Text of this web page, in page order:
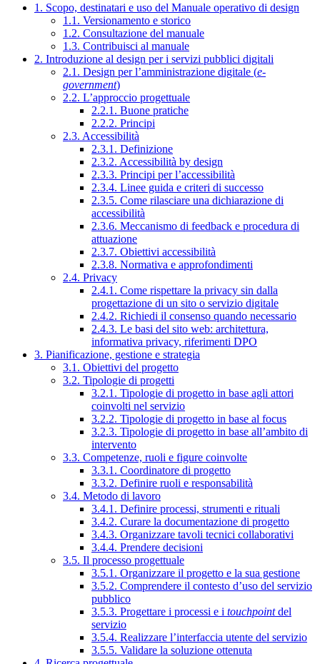
1. Scopo, destinatari e uso del Manuale operativo di design
1.1. Versionamento e storico
1.2. Consultazione del manuale
1.3. Contribuisci al manuale
2. Introduzione al design per i servizi pubblici digitali
2.1. Design per l’amministrazione digitale (e-
government)
2.2. L’approccio progettuale
2.2.1. Buone pratiche
2.2.2. Principi
2.3. Accessibilità
2.3.1. Definizione
2.3.2. Accessibilità by design
2.3.3. Principi per l’accessibilità
2.3.4. Linee guida e criteri di successo
2.3.5. Come rilasciare una dichiarazione di
accessibilità
2.3.6. Meccanismo di feedback e procedura di
attuazione
2.3.7. Obiettivi accessibilità
2.3.8. Normativa e approfondimenti
2.4. Privacy
2.4.1. Come rispettare la privacy sin dalla
progettazione di un sito o servizio digitale
2.4.2. Richiedi il consenso quando necessario
2.4.3. Le basi del sito web: architettura,
informativa privacy, riferimenti DPO
3. Pianificazione, gestione e strategia
3.1. Obiettivi del progetto
3.2. Tipologie di progetti
3.2.1. Tipologie di progetto in base agli attori
coinvolti nel servizio
3.2.2. Tipologie di progetto in base al focus
3.2.3. Tipologie di progetto in base all’ambito di
intervento
3.3. Competenze, ruoli e figure coinvolte
3.3.1. Coordinatore di progetto
3.3.2. Definire ruoli e responsabilità
3.4. Metodo di lavoro
3.4.1. Definire processi, strumenti e rituali
3.4.2. Curare la documentazione di progetto
3.4.3. Organizzare tavoli tecnici collaborativi
3.4.4. Prendere decisioni
3.5. Il processo progettuale
3.5.1. Organizzare il progetto e la sua gestione
3.5.2. Comprendere il contesto d’uso del servizio
pubblico
3.5.3. Progettare i processi e i touchpointdel
servizio
3.5.4. Realizzare l’interfaccia utente del servizio
3.5.5. Validare la soluzione ottenuta